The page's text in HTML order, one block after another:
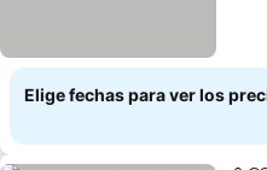
Elige fechas para ver los